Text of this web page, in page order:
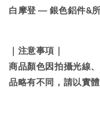
白摩登 — 銀色鋁件&
｜注意事項｜
商品顏色因拍攝光線
品略有不同，請以實體